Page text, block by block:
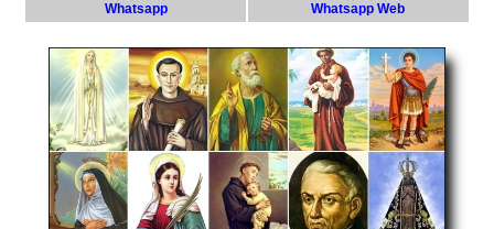
Whatsapp
Whatsapp Web